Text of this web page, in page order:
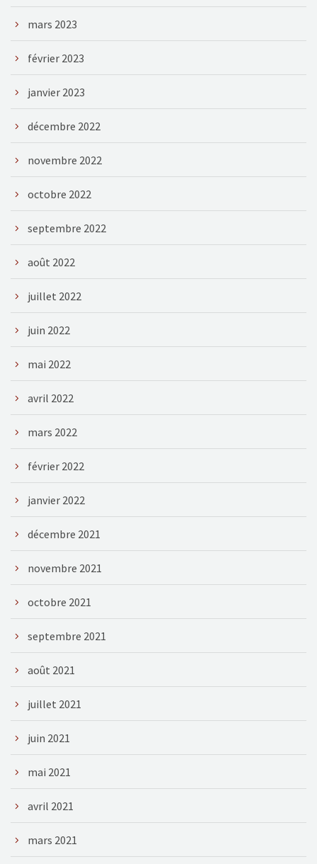
mars 2023
février 2023
janvier 2023
décembre 2022
novembre 2022
octobre 2022
septembre 2022
août 2022
juillet 2022
juin 2022
mai 2022
avril 2022
mars 2022
février 2022
janvier 2022
décembre 2021
novembre 2021
octobre 2021
septembre 2021
août 2021
juillet 2021
juin 2021
mai 2021
avril 2021
mars 2021